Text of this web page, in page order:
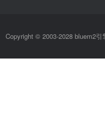
Copyright © 2003-2028 bluem2